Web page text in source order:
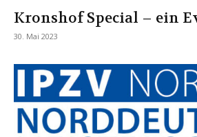
Kronshof Special – ein
30. Mai 2023